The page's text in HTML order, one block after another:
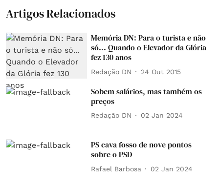
Artigos Relacionados
Memória DN: Para o turista e não
só... Quando o Elevador da Glória
fez 130 anos
Redação DN 24 Out 2015
Sobem salários, mas também os
preços
Redação DN 02 Jan 2024
PS cava fosso de nove pontos
sobre o PSD
Rafael Barbosa 02 Jan 2024